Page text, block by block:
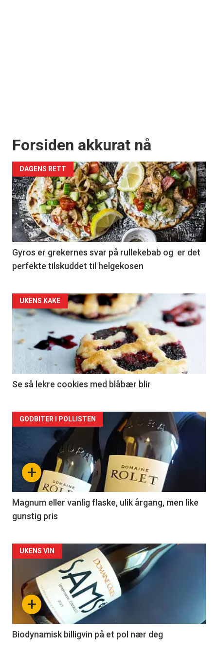
Forsiden akkurat nå
DAGENS RETT
Gyros er grekernes svar på rullekebab og er det
perfekte tilskuddet til helgekosen
Forsiden
akkurat
nå
2
UKENS KAKE
Se så lekre cookies med blåbær blir
Forsiden
akkurat
nå
3
+
GODBITER I POLLISTEN
Magnum eller vanlig flaske, ulik årgang, men like
gunstig pris
Forsiden
akkurat
nå
4
+
UKENS VIN
Biodynamisk billigvin på et pol nær deg